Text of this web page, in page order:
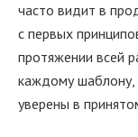
часто видит в
с первых
протяжении всей
каждому шаблону,
уверены в